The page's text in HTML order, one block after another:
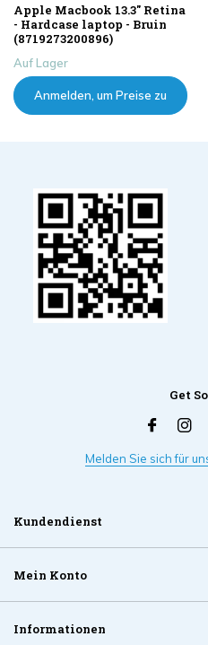
Apple Macbook 13.3" Retina
- Hardcase laptop - Bruin
(8719273200896)
Auf Lager
Anmelden, um Preise zu
Get
Melden Sie sich für
Kundendienst
Mein Konto
Informationen